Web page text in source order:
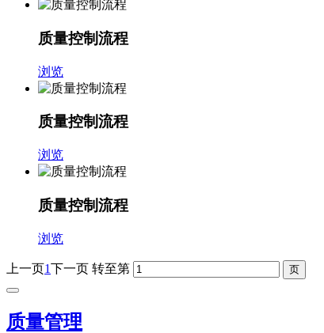
质量控制流程
浏览
质量控制流程
浏览
质量控制流程
浏览
上一页1下一页 转至第
质量管理